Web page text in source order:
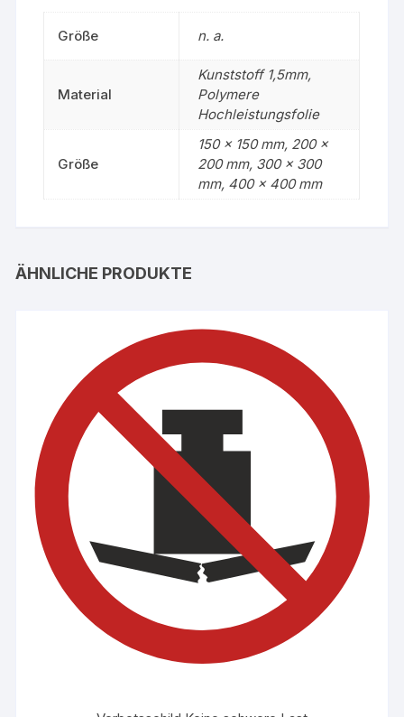
Größe n. a.
Material
Kunststoff 1,5mm,
Polymere
Hochleistungsfolie
Größe
150 x 150 mm, 200 x
200 mm, 300 x 300
mm, 400 x 400 mm
ÄHNLICHE PRODUKTE